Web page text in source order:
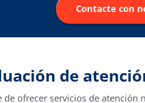
Contacte con
de
de ofrecer servicios de